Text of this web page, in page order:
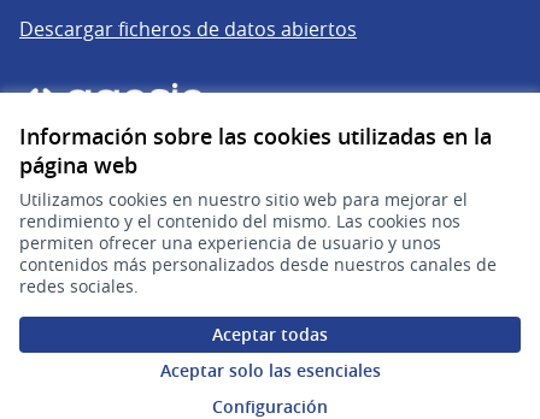
Información sobre las cookies utilizadas en la
página web
Utilizamos cookies en nuestro sitio web para mejorar el
rendimiento y el contenido del mismo. Las cookies nos
permiten ofrecer una experiencia de usuario y unos
contenidos más personalizados desde nuestros canales de
redes sociales.
Aceptar todas
Aceptar solo las esenciales
Configuración
Descargar ficheros de datos abiertos
gub.uy
(Enlace externo)
Sitio oficial de la República Oriental del Uruguay
Configuración de cookies
Web creada consoftware libre